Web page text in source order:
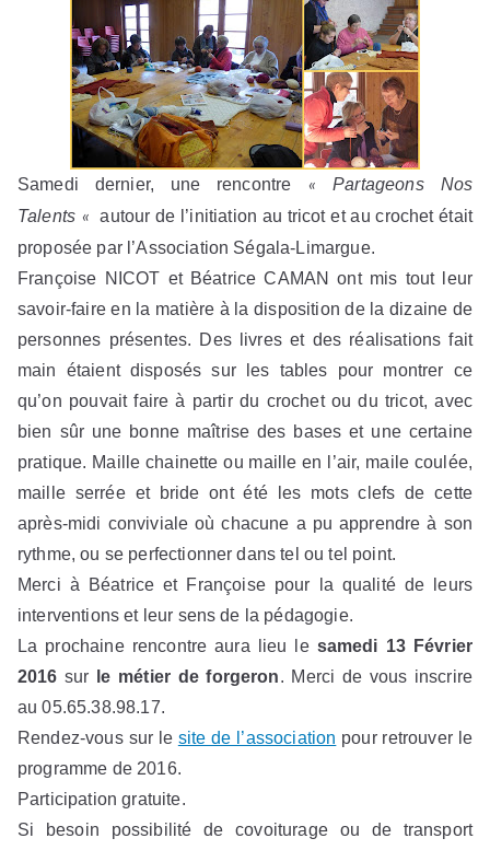
Samedi dernier, une rencontre «Partageons Nos
Talents «
autour de l’initiation au tricot et au crochet était
proposée par l’Association Ségala-Limargue.
Françoise NICOT et Béatrice CAMAN ont mis tout leur
savoir-faire en la matière à la disposition de la dizaine de
personnes présentes. Des livres et des réalisations fait
main étaient disposés sur les tables pour montrer ce
qu’on pouvait faire à partir du crochet ou du tricot, avec
bien sûr une bonne maîtrise des bases et une certaine
pratique. Maille chainette ou maille en l’air, maile coulée,
maille serrée et bride ont été les mots clefs de cette
après-midi conviviale où chacune a pu apprendre à son
rythme, ou se perfectionner dans tel ou tel point.
Merci à Béatrice et Françoise pour la qualité de leurs
interventions et leur sens de la pédagogie.
La prochaine rencontre aura lieu le samedi 13 Février
2016 sur le métier de forgeron. Merci de vous inscrire
au 05.65.38.98.17.
Rendez-vous sur le site de l’association pour retrouver le
programme de 2016.
Participation gratuite.
Si besoin possibilité de covoiturage ou de transport